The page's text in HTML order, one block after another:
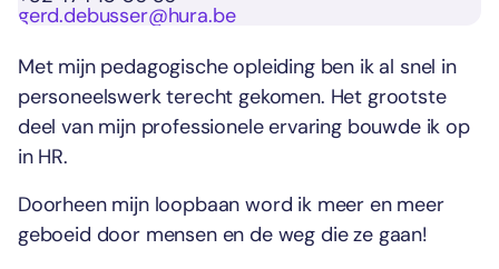
gerd.debusser@hura.be
Met mijn pedagogische opleiding ben ik al snel in
personeelswerk terecht gekomen. Het grootste
deel van mijn professionele ervaring bouwde ik op
in HR.
Doorheen mijn loopbaan word ik meer en meer
geboeid door mensen en de weg die ze gaan!